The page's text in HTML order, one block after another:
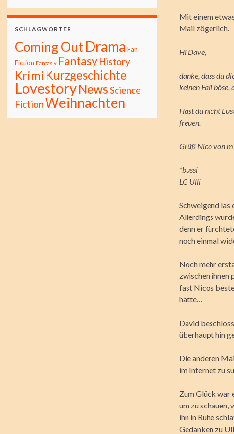
Mit einem
Mail zögerlich.
Hi Dave,
danke, dass du
keinen Fall böse,
Hast du nicht
freuen.
Grüß Nico von
*bussi
LG Ulli
Schweigend las
Allerdings
denn er
noch einmal
Noch mehr
zwischen ihnen
fast Nicos
hatte…
David
überhaupt hin
Die anderen
im Internet zu
Zum Glück war
um zu schauen,
ihn in Ruhe
Gedanken zu
SCHLAGWÖRTER
Coming OutDrama Fan
Fiction Fantasiy Fantasy History
Krimi Kurzgeschichte
LovestoryNewsScience
FictionWeihnachten